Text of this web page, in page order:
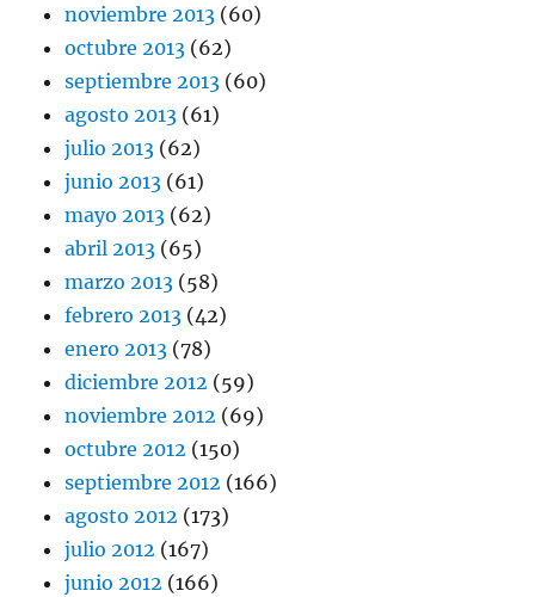
noviembre 2013 (60)
octubre 2013 (62)
septiembre 2013 (60)
agosto 2013 (61)
julio 2013 (62)
junio 2013 (61)
mayo 2013 (62)
abril 2013 (65)
marzo 2013 (58)
febrero 2013 (42)
enero 2013 (78)
diciembre 2012 (59)
noviembre 2012 (69)
octubre 2012 (150)
septiembre 2012 (166)
agosto 2012 (173)
julio 2012 (167)
junio 2012 (166)